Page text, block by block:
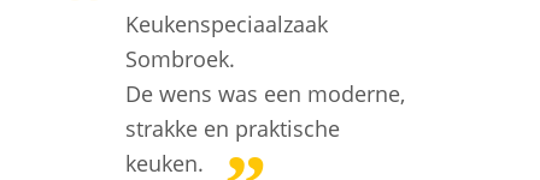
Keukenspeciaalzaak
Sombroek.
De wens was een moderne,
strakke en praktische
keuken.